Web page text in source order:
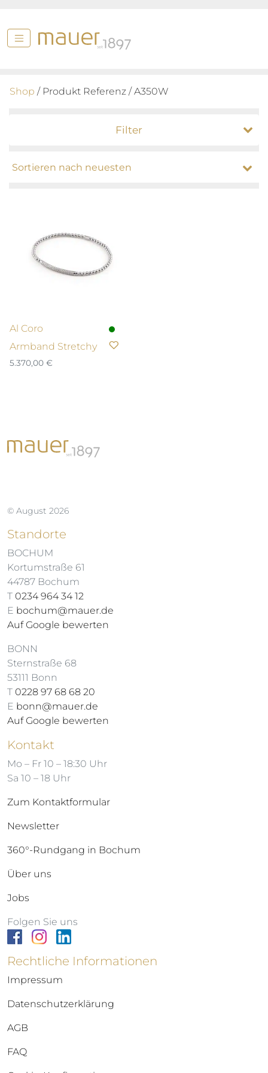
Shop / Produkt Referenz / A350W
Filter
Al Coro
Armband Stretchy
5.370,00 €
© August 2026
Standorte
BOCHUM
Kortumstraße 61
44787 Bochum
T 0234 964 34 12
E bochum@mauer.de
Auf Google bewerten
BONN
Sternstraße 68
53111 Bonn
T 0228 97 68 68 20
E bonn@mauer.de
Auf Google bewerten
Kontakt
Mo – Fr 10 – 18:30 Uhr
Sa 10 – 18 Uhr
Zum Kontaktformular
Newsletter
360°-Rundgang in Bochum
Über uns
Jobs
Folgen Sie uns
Rechtliche Informationen
Impressum
Datenschutzerklärung
AGB
FAQ